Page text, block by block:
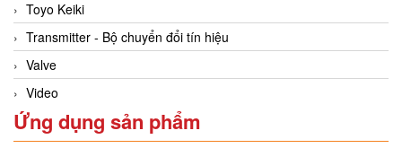
Toyo Keiki
Transmitter - Bộ chuyển đổi tín hiệu
Valve
Video
Ứng dụng sản phẩm